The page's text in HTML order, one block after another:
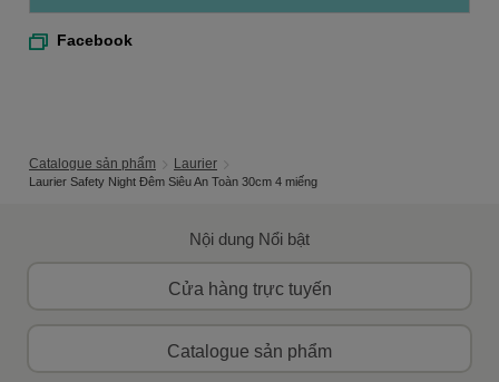
Facebook
Catalogue sản phẩm Laurier
Laurier Safety Night Đêm Siêu An Toàn 30cm 4 miếng
Nội dung Nổi bật
Cửa hàng trực tuyến
Catalogue sản phẩm